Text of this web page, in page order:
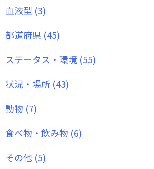
血液型 (3)
都道府県 (45)
ステータス・環境 (55)
状況・場所 (43)
動物 (7)
食べ物・飲み物 (6)
その他 (5)